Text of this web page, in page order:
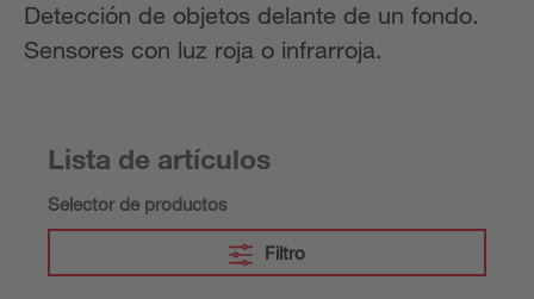
Detección de objetos delante de un fondo.
Sensores con luz roja o infrarroja.
Lista de artículos
Selector de productos
Filtro